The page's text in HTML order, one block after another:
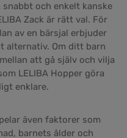
och enkelt kanske
Zack är rätt val. För
av en bärsjal erbjuder
alternativ. Om ditt barn
att gå själv och vilja
LELIBA Hopper göra
enklare.
även faktorer som
barnets ålder och